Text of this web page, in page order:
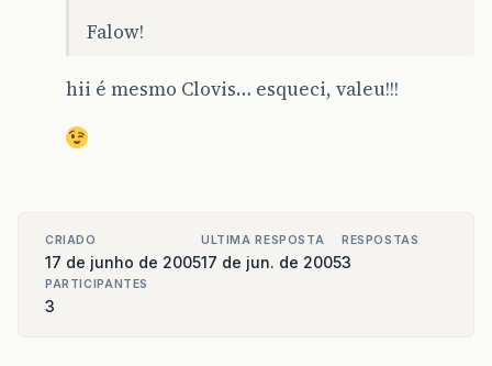
Falow!
hii é mesmo Clovis… esqueci, valeu!!!
CRIADO
17 de junho de 2005
ULTIMA RESPOSTA
17 de jun. de 2005
RESPOSTAS
3
PARTICIPANTES
3